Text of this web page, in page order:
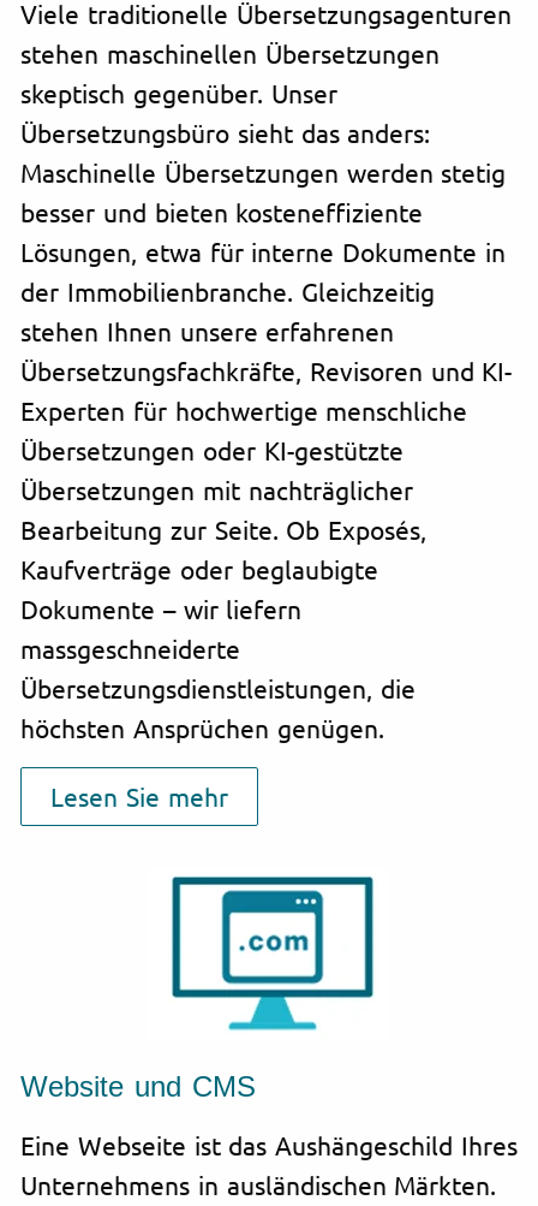
Viele traditionelle Übersetzungsagenturen
stehen maschinellen Übersetzungen
skeptisch gegenüber. Unser
Übersetzungsbüro sieht das anders:
Maschinelle Übersetzungen werden stetig
besser und bieten kosteneffiziente
Lösungen, etwa für interne Dokumente in
der Immobilienbranche. Gleichzeitig
stehen Ihnen unsere erfahrenen
Übersetzungsfachkräfte, Revisoren und KI-
Experten für hochwertige menschliche
Übersetzungen oder KI-gestützte
Übersetzungen mit nachträglicher
Bearbeitung zur Seite. Ob Exposés,
Kaufverträge oder beglaubigte
Dokumente – wir liefern
massgeschneiderte
Übersetzungsdienstleistungen, die
höchsten Ansprüchen genügen.
Lesen Sie mehr
Website und CMS
Eine Webseite ist das Aushängeschild Ihres
Unternehmens in ausländischen Märkten.